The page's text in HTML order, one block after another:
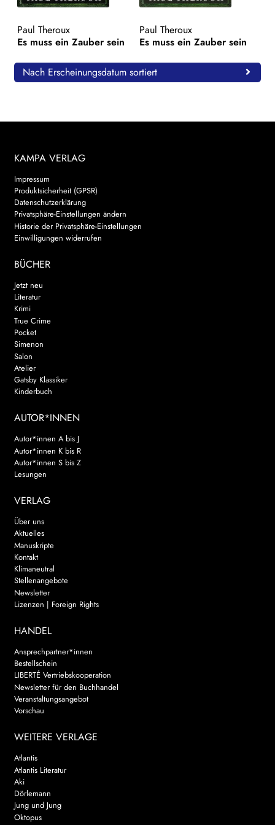
Search:
Paul Theroux
Es muss ein Zauber sein
Paul Theroux
Es muss ein Zauber sein
Nach Erscheinungsdatum sortiert
KAMPA VERLAG
Impressum
Produktsicherheit (GPSR)
Datenschutzerklärung
Privatsphäre-Einstellungen ändern
Historie der Privatsphäre-Einstellungen
Einwilligungen widerrufen
BÜCHER
Jetzt neu
Literatur
Krimi
True Crime
Pocket
Simenon
Salon
Atelier
Gatsby Klassiker
Kinderbuch
AUTOR*INNEN
Autor*innen A bis J
Autor*innen K bis R
Autor*innen S bis Z
Lesungen
VERLAG
Über uns
Aktuelles
Manuskripte
Kontakt
Klimaneutral
Stellenangebote
Newsletter
Lizenzen | Foreign Rights
HANDEL
Ansprechpartner*innen
Bestellschein
LIBERTÉ Vertriebskooperation
Newsletter für den Buchhandel
Veranstaltungsangebot
Vorschau
WEITERE VERLAGE
Atlantis
Atlantis Literatur
Aki
Dörlemann
Jung und Jung
Oktopus